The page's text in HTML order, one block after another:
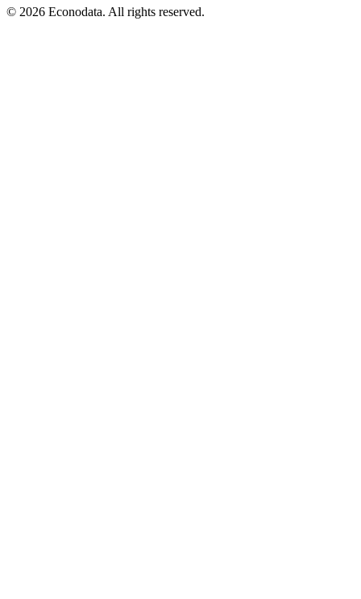
© 2026 Econodata. All rights reserved.